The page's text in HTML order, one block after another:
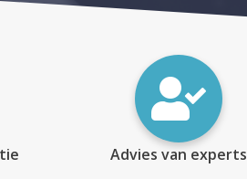
Advies van experts